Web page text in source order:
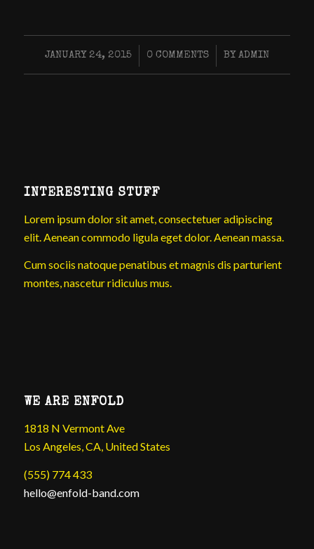
JANUARY 24, 2015
/ 0 COMMENTS
/ BY ADMIN
INTERESTING STUFF
Lorem ipsum dolor sit amet, consectetuer adipiscing
elit. Aenean commodo ligula eget dolor. Aenean massa.
Cum sociis natoque penatibus et magnis dis parturient
montes, nascetur ridiculus mus.
WE ARE ENFOLD
1818 N Vermont Ave
Los Angeles, CA, United States
(555) 774 433
hello@enfold-band.com